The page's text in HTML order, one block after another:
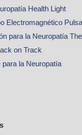
Health Light
Electromagnético
para la Neuropatía
on Track
para la Neuropatía